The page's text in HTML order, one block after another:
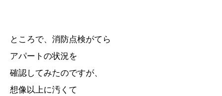
ところで、消防点検がてら
アパートの状況を
確認してみたのですが、
想像以上に汚くて